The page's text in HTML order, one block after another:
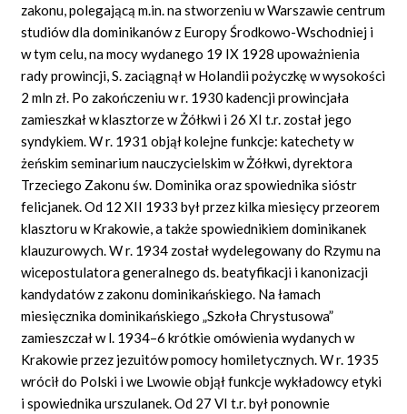
zakonu, polegającą m.in. na stworzeniu w Warszawie centrum
studiów dla dominikanów z Europy Środkowo-Wschodniej i
w tym celu, na mocy wydanego 19 IX 1928 upoważnienia
rady prowincji, S. zaciągnął w Holandii pożyczkę w wysokości
2 mln zł. Po zakończeniu w r. 1930 kadencji prowincjała
zamieszkał w klasztorze w Żółkwi i 26 XI t.r. został jego
syndykiem. W r. 1931 objął kolejne funkcje: katechety w
żeńskim seminarium nauczycielskim w Żółkwi, dyrektora
Trzeciego Zakonu św. Dominika oraz spowiednika sióstr
felicjanek. Od 12 XII 1933 był przez kilka miesięcy przeorem
klasztoru w Krakowie, a także spowiednikiem dominikanek
klauzurowych. W r. 1934 został wydelegowany do Rzymu na
wicepostulatora generalnego ds. beatyfikacji i kanonizacji
kandydatów z zakonu dominikańskiego. Na łamach
miesięcznika dominikańskiego „Szkoła Chrystusowa”
zamieszczał w l. 1934–6 krótkie omówienia wydanych w
Krakowie przez jezuitów pomocy homiletycznych. W r. 1935
wrócił do Polski i we Lwowie objął funkcje wykładowcy etyki
i spowiednika urszulanek. Od 27 VI t.r. był ponownie